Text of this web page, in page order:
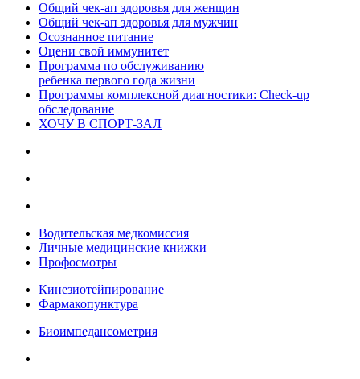
Общий чек-ап здоровья для женщин
Общий чек-ап здоровья для мужчин
Осознанное питание
Оцени свой иммунитет
Программа по обслуживанию
ребенка первого года жизни
Программы комплексной диагностики: Check-up
обследование
ХОЧУ В CПОРТ-ЗАЛ
Водительская медкомиссия
Личные медицинские книжки
Профосмотры
Кинезиотейпирование
Фармакопунктура
Биоимпедансометрия